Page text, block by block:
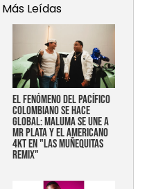
Más Leídas
EL FENÓMENO DEL PACÍFICO
COLOMBIANO SE HACE
GLOBAL: MALUMA SE UNE A
MR PLATA Y EL AMERICANO
4KT EN "LAS MUÑEQUITAS
REMIX"